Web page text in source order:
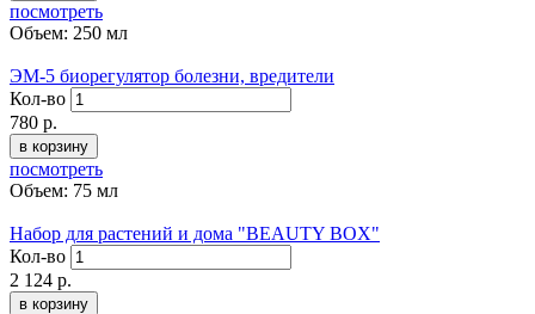
посмотреть
Объем: 250 мл
ЭМ-5 биорегулятор болезни, вредители
Кол-во
780 р.
в корзину
посмотреть
Объем: 75 мл
Набор для растений и дома "BEAUTY BOX"
Кол-во
2 124 р.
в корзину